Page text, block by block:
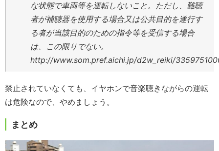
な状態で車両等を運転しないこと。ただし、難聴
者が補聴器を使用する場合又は公共目的を遂行す
る者が当該目的のための指令等を受信する場合
は、この限りでない。
http://www.som.pref.aichi.jp/d2w_reiki/
禁止されていなくても、イヤホンで音楽聴きながらの運転
は危険なので、やめましょう。
まとめ